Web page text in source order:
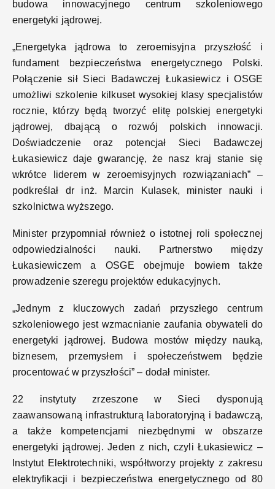
budowa innowacyjnego centrum szkoleniowego
energetyki jądrowej.
„Energetyka jądrowa to zeroemisyjna przyszłość i
fundament bezpieczeństwa energetycznego Polski.
Połączenie sił Sieci Badawczej Łukasiewicz i OSGE
umożliwi szkolenie kilkuset wysokiej klasy specjalistów
rocznie, którzy będą tworzyć elitę polskiej energetyki
jądrowej, dbającą o rozwój polskich innowacji.
Doświadczenie oraz potencjał Sieci Badawczej
Łukasiewicz daje gwarancję, że nasz kraj stanie się
wkrótce liderem w zeroemisyjnych rozwiązaniach” –
podkreślał dr inż. Marcin Kulasek, minister nauki i
szkolnictwa wyższego.
Minister przypomniał również o istotnej roli społecznej
odpowiedzialności nauki. Partnerstwo między
Łukasiewiczem a OSGE obejmuje bowiem także
prowadzenie szeregu projektów edukacyjnych.
„Jednym z kluczowych zadań przyszłego centrum
szkoleniowego jest wzmacnianie zaufania obywateli do
energetyki jądrowej. Budowa mostów między nauką,
biznesem, przemysłem i społeczeństwem będzie
procentować w przyszłości” – dodał minister.
22 instytuty zrzeszone w Sieci dysponują
zaawansowaną infrastrukturą laboratoryjną i badawczą,
a także kompetencjami niezbędnymi w obszarze
energetyki jądrowej. Jeden z nich, czyli Łukasiewicz –
Instytut Elektrotechniki, współtworzy projekty z zakresu
elektryfikacji i bezpieczeństwa energetycznego od 80